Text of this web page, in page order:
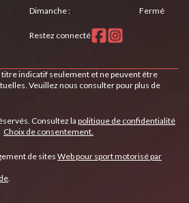
Dimanche: Fermé
Restez connecté
indicatif seulement et ne peuvent être
Veuillez nous consulter pour plus de
Consultez la politique de confidentialité
Choix de consentement.
de sites Web pour sport motorisé par
.